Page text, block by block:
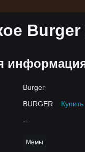
Burger
Burger
BURGER
Купить
--
Мемы